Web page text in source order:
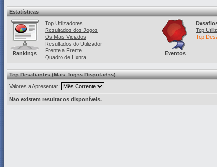
Estatísticas
Rankings
Top Utilizadores
Resultados dos Jogos
Os Mais Viciados
Resultados do Utilizador
Frente a Frente
Quadro de Honra
Eventos
Top
Top
Top Desafiantes (Mais Jogos Disputados)
Valores a Apresentar:
Não existem resultados disponíveis.